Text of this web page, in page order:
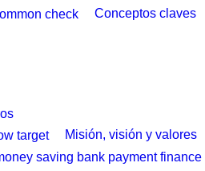
Conceptos claves
Misión, visión y valores